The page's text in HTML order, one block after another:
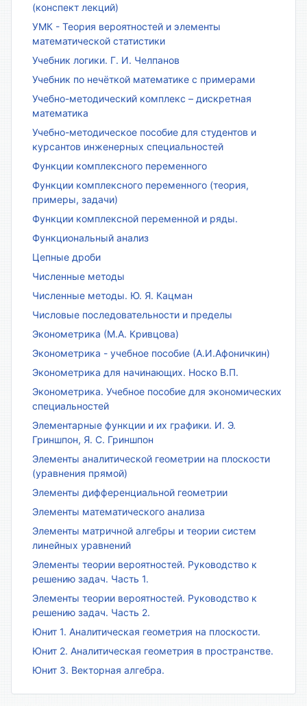
(конспект лекций)
УМК - Теория вероятностей и элементы
математической статистики
Учебник логики. Г. И. Челпанов
Учебник по нечёткой математике с примерами
Учебно-методический комплекс – дискретная
математика
Учебно-методическое пособие для студентов и
курсантов инженерных специальностей
Функции комплексного переменного
Функции комплексного переменного (теория,
примеры, задачи)
Функции комплексной переменной и ряды.
Функциональный анализ
Цепные дроби
Численные методы
Численные методы. Ю. Я. Кацман
Числовые последовательности и пределы
Эконометрика (М.А. Кривцова)
Эконометрика - учебное пособие (А.И.Афоничкин)
Эконометрика для начинающих. Носко В.П.
Эконометрика. Учебное пособие для экономических
специальностей
Элементарные функции и их графики. И. Э.
Гриншпон, Я. С. Гриншпон
Элементы аналитической геометрии на плоскости
(уравнения прямой)
Элементы дифференциальной геометрии
Элементы математического анализа
Элементы матричной алгебры и теории систем
линейных уравнений
Элементы теории вероятностей. Руководство к
решению задач. Часть 1.
Элементы теории вероятностей. Руководство к
решению задач. Часть 2.
Юнит 1. Аналитическая геометрия на плоскости.
Юнит 2. Аналитическая геометрия в пространстве.
Юнит 3. Векторная алгебра.